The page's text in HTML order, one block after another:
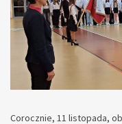
Corocznie, 11 listopada,